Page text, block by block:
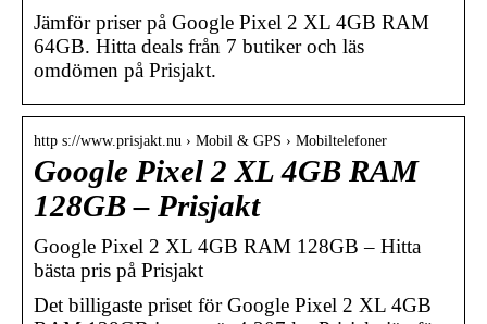
Jämför priser på Google Pixel 2 XL 4GB RAM
64GB. Hitta deals från 7 butiker och läs
omdömen på Prisjakt.
http s://www.prisjakt.nu › Mobil & GPS › Mobiltelefoner
Google Pixel 2 XL 4GB RAM
128GB – Prisjakt
Google Pixel 2 XL 4GB RAM 128GB – Hitta
bästa pris på Prisjakt
Det billigaste priset för Google Pixel 2 XL 4GB